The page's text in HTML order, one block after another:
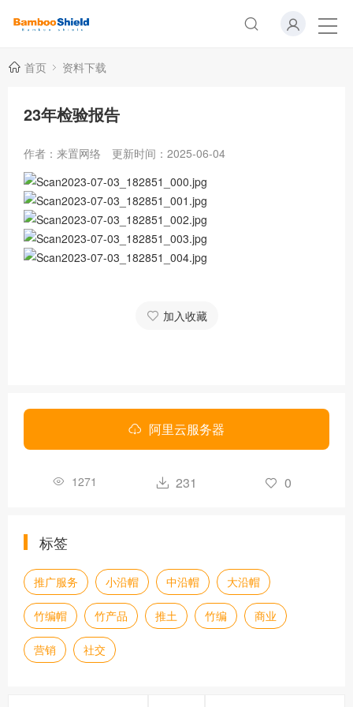
首页 资料下载
23年检验报告
作者：来置网络 更新时间：2025-06-04
加入收藏
阿里云服务器
1271 231 0
标签
推广服务 小沿帽 中沿帽 大沿帽
竹编帽 竹产品 推土 竹编 商业
营销 社交